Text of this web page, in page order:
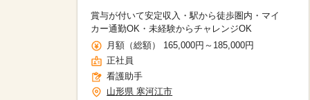
賞与が付いて安定収入・駅から徒歩圏内・マイ
カー通勤OK・未経験からチャレンジOK
月額（総額） 165,000円～185,000円
正社員
看護助手
山形県 寒河江市